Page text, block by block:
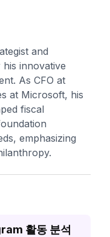
and
innovative
As CFO at
at Microsoft, his
fiscal
emphasizing
활동 분석